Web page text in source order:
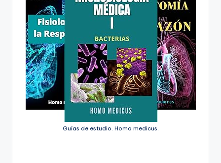
Guías de estudio. Homo medicus.